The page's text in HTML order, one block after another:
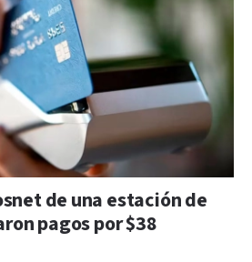
de una estación de
pagos por $38